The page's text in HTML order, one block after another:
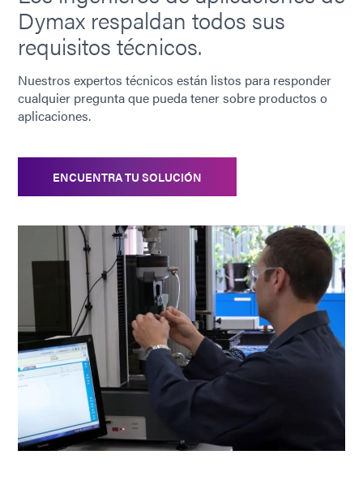
Dymax respaldan todos sus
requisitos técnicos.
Nuestros expertos técnicos están listos para responder
cualquier pregunta que pueda tener sobre productos o
aplicaciones.
ENCUENTRA TU SOLUCIÓN